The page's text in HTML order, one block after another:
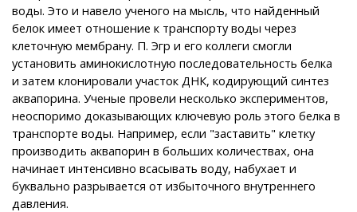
воды. Это и навело ученого на мысль, что найденный
белок имеет отношение к транспорту воды через
клеточную мембрану. П. Эгр и его коллеги смогли
установить аминокислотную последовательность белка
и затем клонировали участок ДНК, кодирующий синтез
аквапорина. Ученые провели несколько экспериментов,
неоспоримо доказывающих ключевую роль этого белка в
транспорте воды. Например, если "заставить" клетку
производить аквапорин в больших количествах, она
начинает интенсивно всасывать воду, набухает и
буквально разрывается от избыточного внутреннего
давления.